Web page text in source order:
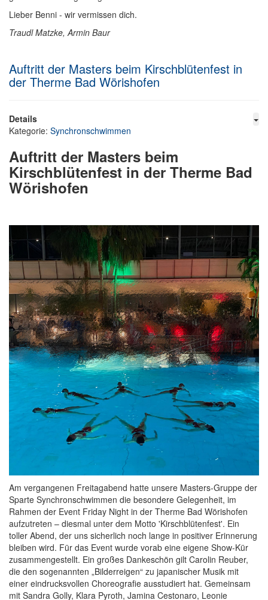
Lieber Benni - wir vermissen dich.
Traudl Matzke, Armin Baur
Auftritt der Masters beim Kirschblütenfest in
der Therme Bad Wörishofen
Details
Kategorie: Synchronschwimmen
Auftritt der Masters beim
Kirschblütenfest in der Therme Bad
Wörishofen
Am vergangenen Freitagabend hatte unsere Masters-Gruppe der
Sparte Synchronschwimmen die besondere Gelegenheit, im
Rahmen der Event Friday Night in der Therme Bad Wörishofen
aufzutreten – diesmal unter dem Motto 'Kirschblütenfest'. Ein
toller Abend, der uns sicherlich noch lange in positiver Erinnerung
bleiben wird. Für das Event wurde vorab eine eigene Show-Kür
zusammengestellt. Ein großes Dankeschön gilt Carolin Reuber,
die den sogenannten „Bilderreigen“ zu japanischer Musik mit
einer eindrucksvollen Choreografie ausstudiert hat. Gemeinsam
mit Sandra Golly, Klara Pyroth, Jamina Cestonaro, Leonie